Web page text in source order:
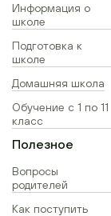
Информация о
школе
Подготовка к
школе
Домашняя школа
Обучение с 1 по 11
класс
Полезное
Вопросы
родителей
Как поступить